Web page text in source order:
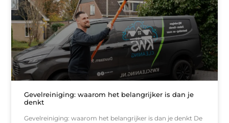
Gevelreiniging: waarom het belangrijker is dan je
denkt
Gevelreiniging: waarom het belangrijker is dan je denkt De